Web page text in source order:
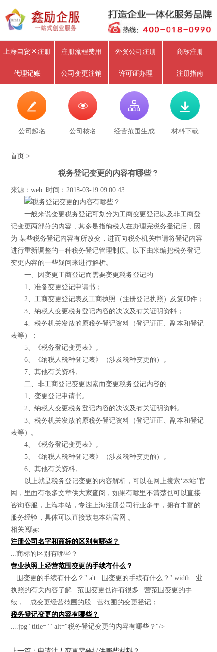
上海自贸区注册 注册流程费用 外资公司注册 商标注册
代理记账 公司变更注销 许可证办理 注册指南

公司起名

公司核名

经营范围生成

材料下载
首页 >
税务登记变更的内容有哪些？
来源：web 时间：2018-03-19 09:00:43
一般来说变更税务登记可划分为工商变更登记以及非工商登
记变更两部分的内容，其多是指纳税人在办理完税务登记后，因
为 某些税务登记内容有所改变，进而向税务机关申请将登记内容
进行重新调整的一种税务登记管理制度。以下由米编把税务登记
变更内容的一些疑问来进行解析。
一、因变更工商登记而需要变更税务登记的
1、准备变更登记申请书；
2、工商变更登记表及工商执照（注册登记执照）及复印件；
3、纳税人变更税务登记内容的决议及有关证明资料；
4、税务机关发放的原税务登记资料（登记证正、副本和登记
表等）；
5、《税务登记变更表》。
6、《纳税人税种登记表》（涉及税种变更的）。
7、其他有关资料。
二、非工商登记变更因素而变更税务登记内容的
1、变更登记申请书。
2、纳税人变更税务登记内容的决议及有关证明资料。
3、税务机关发放的原税务登记资料（登记证正、副本和登记
表等）。
4、《税务登记变更表》。
5、《纳税人税种登记表》（涉及税种变更的）。
6、其他有关资料。
以上就是税务登记变更的内容解析，可以在网上搜索‘本站’官
网，里面有很多文章供大家查阅，如果有哪里不清楚也可以直接
咨询客服，上海本站，专注上海注册公司行业多年，拥有丰富的
服务经验，具体可以直接致电本站官网 。
相关阅读:
注册公司名字和商标的区别有哪些？
...商标的区别有哪些？
营业执照上经营范围变更的手续有什么？
...围变更的手续有什么？" alt...围变更的手续有什么？" width...业
执照的有关内容了解...范围变更也许有很多...营范围变更的手
续，...成变更经营范围的股...营范围的变更登记；
税务登记变更的内容有哪些？
....jpg" title="" alt="税务登记变更的内容有哪些？"/>